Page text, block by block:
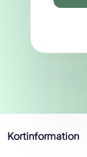
Kortinformation